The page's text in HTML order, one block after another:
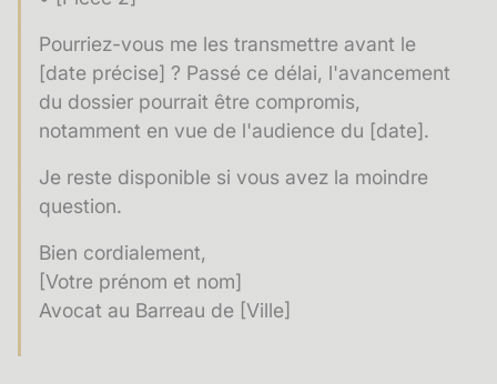
Pourriez-vous me les transmettre avant le
[date précise] ? Passé ce délai, l'avancement
du dossier pourrait être compromis,
notamment en vue de l'audience du [date].
Je reste disponible si vous avez la moindre
question.
Bien cordialement,
[Votre prénom et nom]
Avocat au Barreau de [Ville]